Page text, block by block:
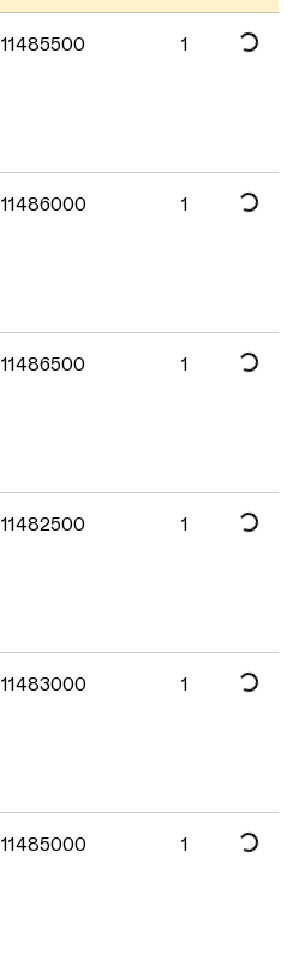
11485500 1
11486000 1 Daten werden
11486500 1 Daten werden
11482500 1 Daten werden
11483000 1 Daten werden
11485000 1 Daten werden